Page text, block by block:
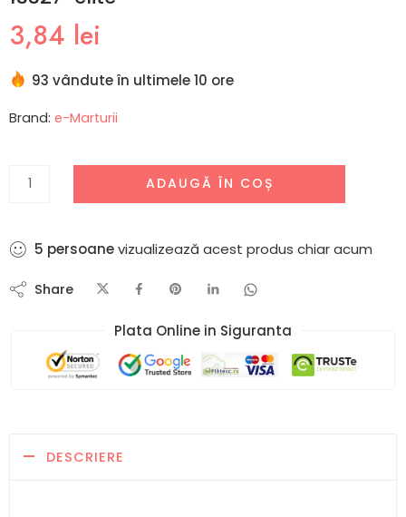
3,84 lei
93 vândute în ultimele 10 ore
Brand: e-Marturii
ADAUGĂ ÎN COȘ
5 persoanevizualizează acest produs chiar acum
Share
Plata Online in Siguranta​
DESCRIERE